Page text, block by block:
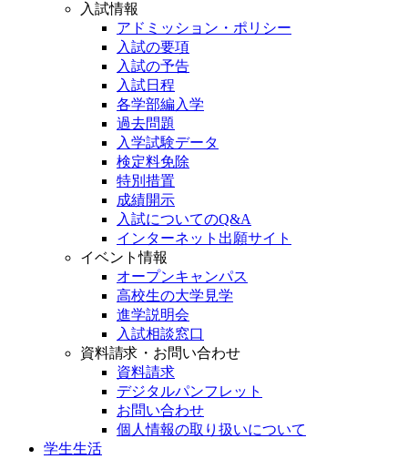
入試情報
アドミッション・ポリシー
入試の要項
入試の予告
入試日程
各学部編入学
過去問題
入学試験データ
検定料免除
特別措置
成績開示
入試についてのQ&A
インターネット出願サイト
イベント情報
オープンキャンパス
高校生の大学見学
進学説明会
入試相談窓口
資料請求・お問い合わせ
資料請求
デジタルパンフレット
お問い合わせ
個人情報の取り扱いについて
学生生活